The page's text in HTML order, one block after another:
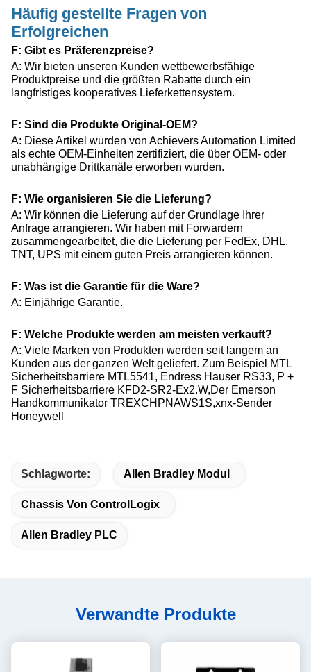
Häufig gestellte Fragen von
Erfolgreichen
F: Gibt es Präferenzpreise?
A: Wir bieten unseren Kunden wettbewerbsfähige
Produktpreise und die größten Rabatte durch ein
langfristiges kooperatives Lieferkettensystem.
F: Sind die Produkte Original-OEM?
A: Diese Artikel wurden von Achievers Automation Limited
als echte OEM-Einheiten zertifiziert, die über OEM- oder
unabhängige Drittkanäle erworben wurden.
F: Wie organisieren Sie die Lieferung?
A: Wir können die Lieferung auf der Grundlage Ihrer
Anfrage arrangieren. Wir haben mit Forwardern
zusammengearbeitet, die die Lieferung per FedEx, DHL,
TNT, UPS mit einem guten Preis arrangieren können.
F: Was ist die Garantie für die Ware?
A: Einjährige Garantie.
F: Welche Produkte werden am meisten verkauft?
A: Viele Marken von Produkten werden seit langem an
Kunden aus der ganzen Welt geliefert. Zum Beispiel MTL
Sicherheitsbarriere MTL5541, Endress Hauser RS33, P +
F Sicherheitsbarriere KFD2-SR2-Ex2.W,Der Emerson
Handkommunikator TREXCHPNAWS1S,xnx-Sender
Honeywell
Schlagworte: Allen Bradley Modul
Chassis Von ControlLogix
Allen Bradley PLC
Verwandte Produkte